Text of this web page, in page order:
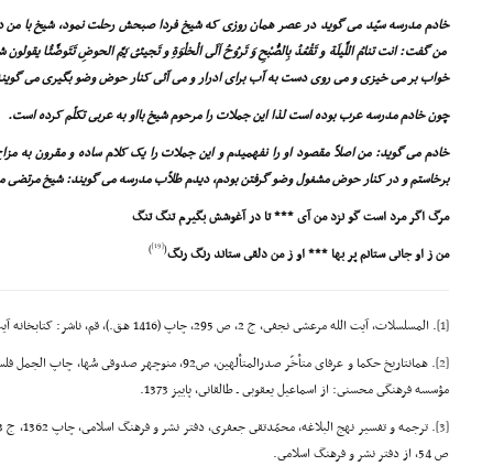
خادم مدرسه سیّد مى گوید در عصر همان روزى که شیخ فردا صبحش رحلت نمود، شیخ با
من گفت: انت تنامُ اللَّیلَة و تَقْعُدُ بِالصُّبْحِ وَ تَروُحُ اَلَى الْخلْوَةِ و تَجیئىُ یَمَّ الحوضِ تَتَوضَّئُا
خواب بر مى خیزى و مى روى دست به آب براى ادرار و مى آئى کنار حوض وضو بگیرى مى
چون خادم مدرسه عرب بوده است لذا این جملات را مرحوم شیخ بااو به عربى تکلّم کرده است.
خادم مى گوید: من اصلاً مقصود او را نفهمیدم و این جملات را یک کلام ساده و مقرون به
برخاستم و در کنار حوض مشغول وضو گرفتن بودم، دیدم طلاّب مدرسه مى گویند: شیخ مرتضى
مرگ اگر مرد است گو نزد من آى *** تا در آغوشش بگیرم تنگ تنگ
من ز او جانى ستانم پر بها *** او ز من دلقى ستاند رنگ رنگ(
[19]
)
[1] . المسلسلات، آیت الله مرعشى نجفى، ج 2، ص 295، چاپ (1416 هـق.)، قم، ناشر: کتابخانه آیت الله مرعشى.
[2]
مؤسسه فرهنگى محسنى: از اسماعیل یعقوبى ـ طالقانى، پاییز 1373.
[3]
ص 54، از دفتر نشر و فرهنگ اسلامى.